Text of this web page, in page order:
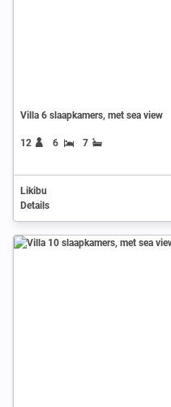
Villa 6 slaapkamers, met sea view
12 6 7
Likibu
Details